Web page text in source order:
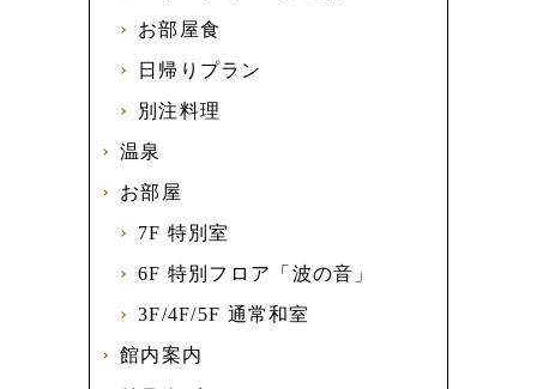
お部屋食
日帰りプラン
別注料理
温泉
お部屋
7F 特別室
6F 特別フロア「波の音」
3F/4F/5F 通常和室
館内案内